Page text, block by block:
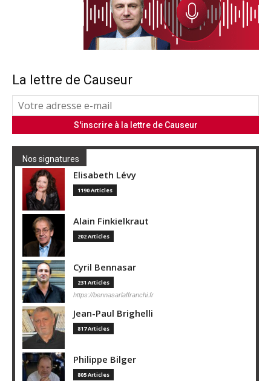
La lettre de Causeur
Nos signatures
Elisabeth Lévy
1190 Articles
Alain Finkielkraut
202 Articles
Cyril Bennasar
231 Articles
https://bennasarlaffranchi.fr
Jean-Paul Brighelli
817 Articles
Philippe Bilger
805 Articles